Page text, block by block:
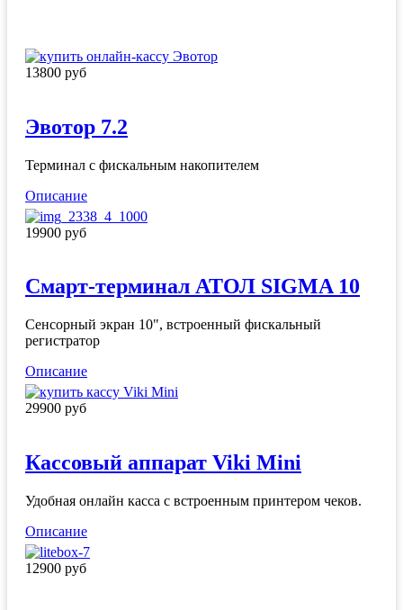
13800 руб
Эвотор 7.2
Терминал с фискальным накопителем
Описание
19900 руб
Смарт-терминал АТОЛ SIGMA 10
Сенсорный экран 10", встроенный фискальный
регистратор
Описание
29900 руб
Кассовый аппарат Viki Mini
Удобная онлайн касса с встроенным принтером чеков.
Описание
12900 руб